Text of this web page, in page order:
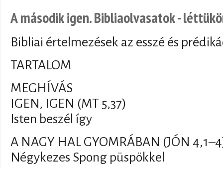
A második igen. Bibliaolvasatok -
Bibliai értelmezések az esszé és
TARTALOM
MEGHÍVÁS
IGEN, IGEN (MT 5,37)
Isten beszél így
A NAGY HAL GYOMRÁBAN (JÓN
Négykezes Spong püspökkel